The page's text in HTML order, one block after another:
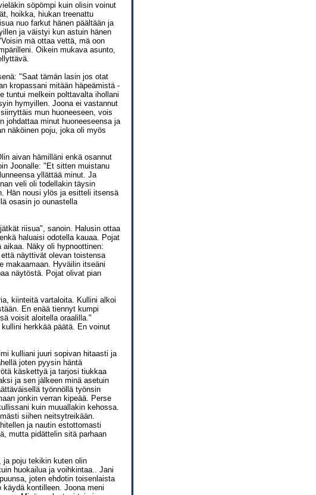
söpömpi kuin olisin voinut
hoikka, hiukan treenattu
nuo farkut hänen päältään ja
ja väistyi kun astuin hänen
mä ottaa vettä, mä oon
Oikein mukava asunto,
"Saat tämän lasin jos otat
kropassani mitään häpeämistä -
tuntui melkein polttavalta ihollani
hymyillen. Joona ei vastannut
mun huoneeseen, vois
johdattaa minut huoneeseensa ja
näköinen poju, joka oli myös
aivan hämilläni enkä osannut
Joonalle: "Et sitten muistanu
yllättää minut. Ja
veli oli todellakin täysin
Hän nousi ylös ja esitteli itsensä
osasin jo ounastella
riisua", sanoin. Halusin ottaa
haluaisi odotella kauaa. Pojat
Näky oli hypnoottinen:
näyttivät olevan toistensa
makaamaan. Hyväilin itseäni
näytöstä. Pojat olivat pian
kiinteitä vartaloita. Kullini alkoi
En enää tiennyt kumpi
voisit aloitella oraalilla."
herkkää päätä. En voinut
kulliani juuri sopivan hitaasti ja
joten pyysin häntä
käskettyä ja tarjosi tiukkaa
ja sen jälkeen minä asetuin
työnnöllä työnsin
jonkin verran kipeää. Perse
kuin muuallakin kehossa.
siihen neitsytreikään.
ja nautin estottomasti
mutta pidättelin sitä parhaan
ja poju tekikin kuten olin
huokailua ja voihkintaa.. Jani
joten ehdotin toisenlaista
kontilleen. Joona meni